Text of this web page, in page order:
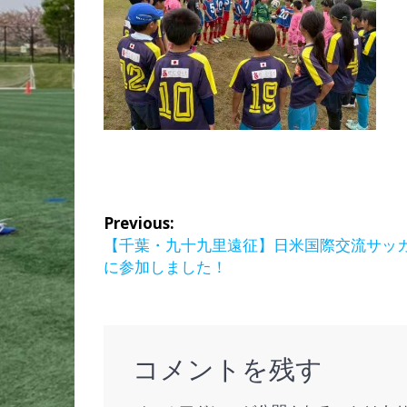
投
稿
ナ
ビ
ゲ
Previous:
Previous
post:
【千葉・九十九里遠征】日米国際交流サッ
に参加しました！
コメントを残す